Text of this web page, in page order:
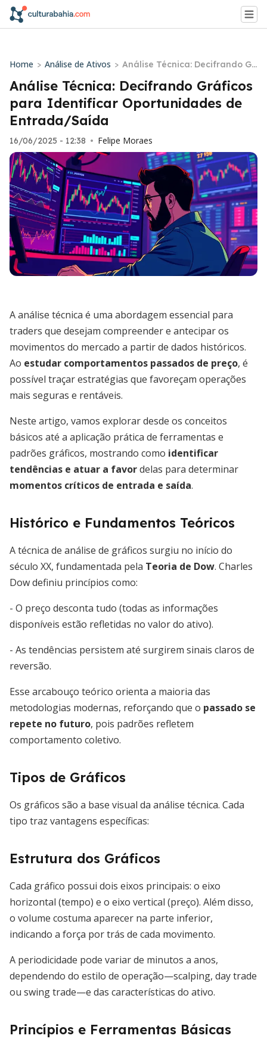
Home > Análise de Ativos > Análise Técnica: Decifrando Gr
áficos para Identificar Oportu
nidades de Entrada/Saída
Análise Técnica: Decifrando Gráficos
para Identificar Oportunidades de
Entrada/Saída
16/06/2025 - 12:38 • Felipe Moraes
A análise técnica é uma abordagem essencial para
traders que desejam compreender e antecipar os
movimentos do mercado a partir de dados históricos.
Ao estudar comportamentos passados de preço, é
possível traçar estratégias que favoreçam operações
mais seguras e rentáveis.
Neste artigo, vamos explorar desde os conceitos
básicos até a aplicação prática de ferramentas e
padrões gráficos, mostrando como identificar
tendências e atuar a favordelas para determinar
momentos críticos de entrada e saída.
Histórico e Fundamentos Teóricos
A técnica de análise de gráficos surgiu no início do
século XX, fundamentada pela Teoria de Dow. Charles
Dow definiu princípios como:
- O preço desconta tudo (todas as informações
disponíveis estão refletidas no valor do ativo).
- As tendências persistem até surgirem sinais claros de
reversão.
Esse arcabouço teórico orienta a maioria das
metodologias modernas, reforçando que o passado se
repete no futuro, pois padrões refletem
comportamento coletivo.
Tipos de Gráficos
Os gráficos são a base visual da análise técnica. Cada
tipo traz vantagens específicas:
Estrutura dos Gráficos
Cada gráfico possui dois eixos principais: o eixo
horizontal (tempo) e o eixo vertical (preço). Além disso,
o volume costuma aparecer na parte inferior,
indicando a força por trás de cada movimento.
A periodicidade pode variar de minutos a anos,
dependendo do estilo de operação—scalping, day trade
ou swing trade—e das características do ativo.
Princípios e Ferramentas Básicas